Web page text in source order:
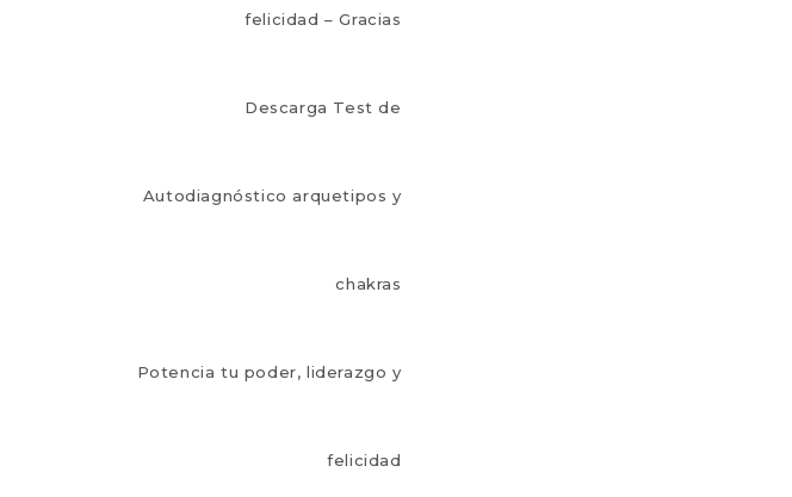
felicidad – Gracias
Descarga Test de
Autodiagnóstico arquetipos y
chakras
Potencia tu poder, liderazgo y
felicidad